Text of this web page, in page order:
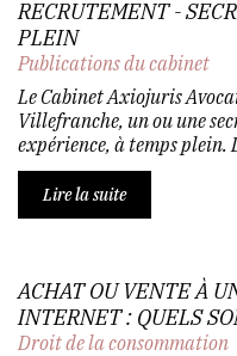
RECRUTEMENT -
PLEIN
Publications du cabinet
Le Cabinet Axiojuris
Villefranche, un ou une
expérience, à temps plein.
Lire la suite
ACHAT OU VENTE À
INTERNET : QUELS
Droit de la consommation